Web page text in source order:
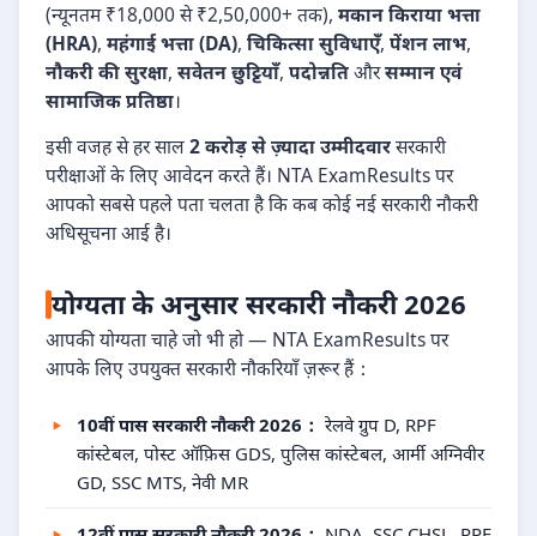
(न्यूनतम ₹18,000 से ₹2,50,000+ तक), मकान किराया भत्ता
(HRA), महंगाई भत्ता (DA), चिकित्सा सुविधाएँ, पेंशन लाभ,
नौकरी की सुरक्षा, सवेतन छुट्टियाँ, पदोन्नतिऔरसम्मान एवं
सामाजिक प्रतिष्ठा।
इसी वजह से हर साल2 करोड़ से ज़्यादा उम्मीदवारसरकारी
परीक्षाओं के लिए आवेदन करते हैं। NTA ExamResults पर
आपको सबसे पहले पता चलता है कि कब कोई नई सरकारी नौकरी
अधिसूचना आई है।
योग्यता के अनुसार सरकारी नौकरी 2026
आपकी योग्यता चाहे जो भी हो — NTA ExamResults पर
आपके लिए उपयुक्त सरकारी नौकरियाँ ज़रूर हैं：
10वीं पास सरकारी नौकरी 2026： रेलवे ग्रुप D, RPF
कांस्टेबल, पोस्ट ऑफ़िस GDS, पुलिस कांस्टेबल, आर्मी अग्निवीर
GD, SSC MTS, नेवी MR